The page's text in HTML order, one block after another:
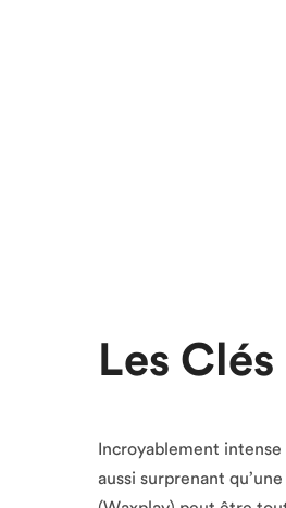
Les
Incroyablement intense
aussi surprenant